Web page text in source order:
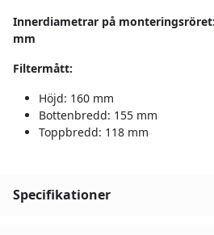
Innerdiametrar på monteringsröret:
mm
Filtermått:
Höjd: 160 mm
Bottenbredd: 155 mm
Toppbredd: 118 mm
Specifikationer